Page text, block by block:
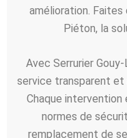
amélioration. Faites
Piéton, la
Avec Serrurier
service transparent et
Chaque
normes de
remplacement de